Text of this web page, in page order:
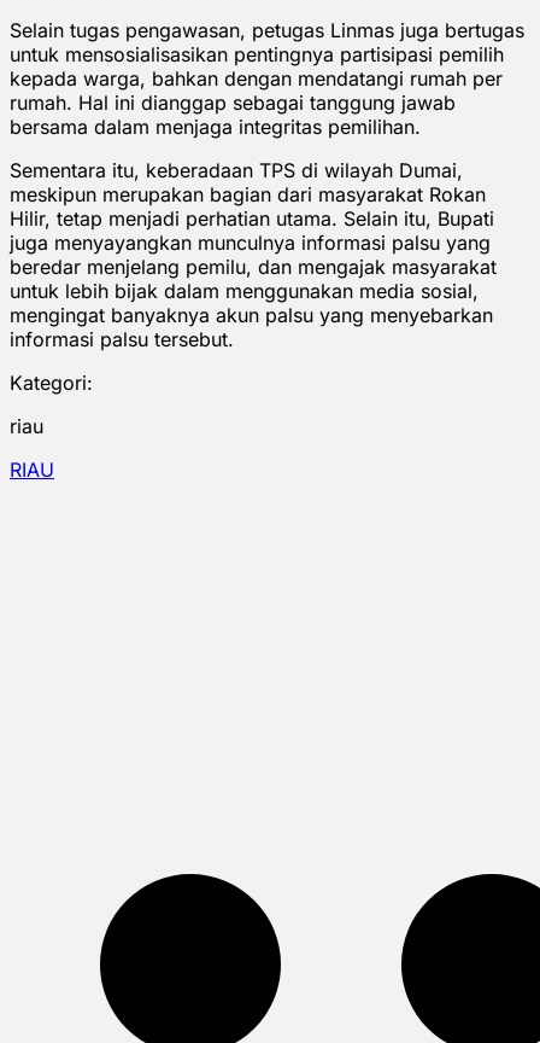
Selain tugas pengawasan, petugas Linmas juga bertugas
untuk mensosialisasikan pentingnya partisipasi pemilih
kepada warga, bahkan dengan mendatangi rumah per
rumah. Hal ini dianggap sebagai tanggung jawab
bersama dalam menjaga integritas pemilihan.
Sementara itu, keberadaan TPS di wilayah Dumai,
meskipun merupakan bagian dari masyarakat Rokan
Hilir, tetap menjadi perhatian utama. Selain itu, Bupati
juga menyayangkan munculnya informasi palsu yang
beredar menjelang pemilu, dan mengajak masyarakat
untuk lebih bijak dalam menggunakan media sosial,
mengingat banyaknya akun palsu yang menyebarkan
informasi palsu tersebut.
Kategori:
riau
RIAU